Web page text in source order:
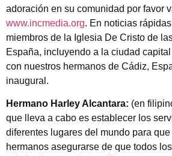
adoración en su comunidad por favor
www.incmedia.org. En noticias
miembros de la Iglesia De Cristo de
España, incluyendo a la ciudad
con nuestros hermanos de Cádiz,
inaugural.
Hermano Harley Alcantara: (en
que lleva a cabo es establecer los
diferentes lugares del mundo para
hermanos asegurarse de que todos